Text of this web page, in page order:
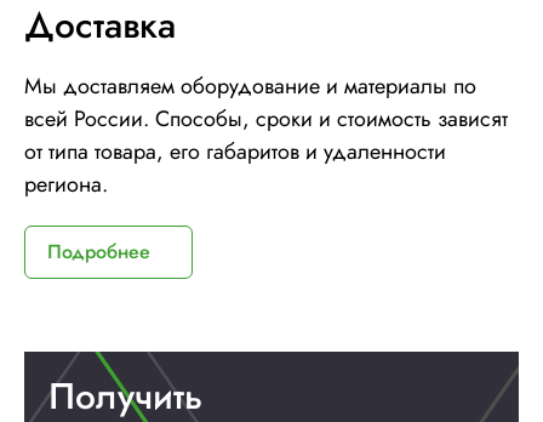
Доставка
Мы доставляем оборудование и материалы по
всей России. Способы, сроки и стоимость зависят
от типа товара, его габаритов и удаленности
региона.
Подробнее
Получить